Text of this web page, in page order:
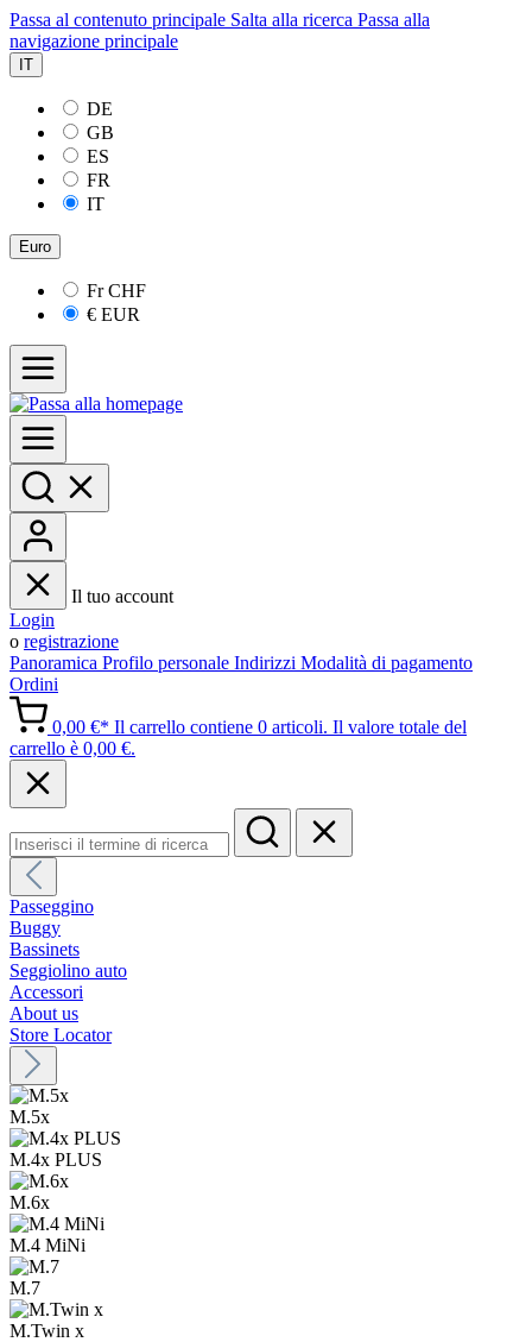
Passa al contenuto principale Salta alla ricerca Passa alla
navigazione principale
IT
DE
GB
ES
FR
IT
Euro
FrCHF
€ EUR
Il tuo account
Login
o registrazione
Panoramica Profilo personale Indirizzi Modalità di pagamento
Ordini
0,00 €* Il carrello contiene 0 articoli. Il valore totale del
carrello è 0,00 €.
Passeggino
Buggy
Bassinets
Seggiolino auto
Accessori
About us
Store Locator
M.5x
M.4x PLUS
M.6x
M.4 MiNi
M.7
M.Twin x